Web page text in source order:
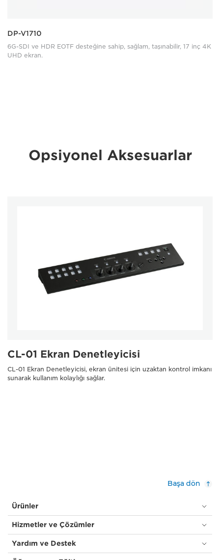
DP-V1710
6G-SDI ve HDR EOTF desteğine sahip, sağlam, taşınabilir, 17 inç 4K
UHD ekran.
Opsiyonel Aksesuarlar
CL-01 Ekran Denetleyicisi
CL-01 Ekran Denetleyicisi, ekran ünitesi için uzaktan kontrol imkanı
sunarak kullanım kolaylığı sağlar.
Başa dön
Ürünler
Hizmetler ve Çözümler
Yardım ve Destek